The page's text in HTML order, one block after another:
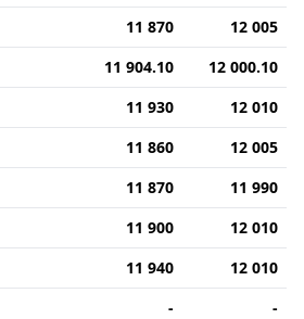
11 870
12 005
11 904.10
12 000.10
11 930
12 010
11 860
12 005
11 870
11 990
11 900
12 010
11 940
12 010
-
-